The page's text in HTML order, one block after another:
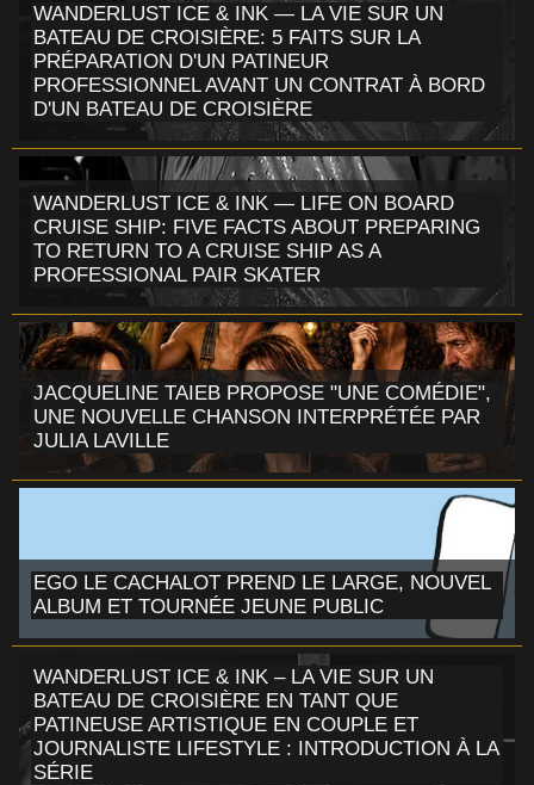
WANDERLUST ICE & INK — LA VIE SUR UN
BATEAU DE CROISIÈRE: 5 FAITS SUR LA
PRÉPARATION D'UN PATINEUR
PROFESSIONNEL AVANT UN CONTRAT À BORD
D'UN BATEAU DE CROISIÈRE
WANDERLUST ICE & INK — LIFE ON BOARD
CRUISE SHIP: FIVE FACTS ABOUT PREPARING
TO RETURN TO A CRUISE SHIP AS A
PROFESSIONAL PAIR SKATER
JACQUELINE TAIEB PROPOSE "UNE COMÉDIE",
UNE NOUVELLE CHANSON INTERPRÉTÉE PAR
JULIA LAVILLE
EGO LE CACHALOT PREND LE LARGE, NOUVEL
ALBUM ET TOURNÉE JEUNE PUBLIC
WANDERLUST ICE & INK – LA VIE SUR UN
BATEAU DE CROISIÈRE EN TANT QUE
PATINEUSE ARTISTIQUE EN COUPLE ET
JOURNALISTE LIFESTYLE : INTRODUCTION À LA
SÉRIE